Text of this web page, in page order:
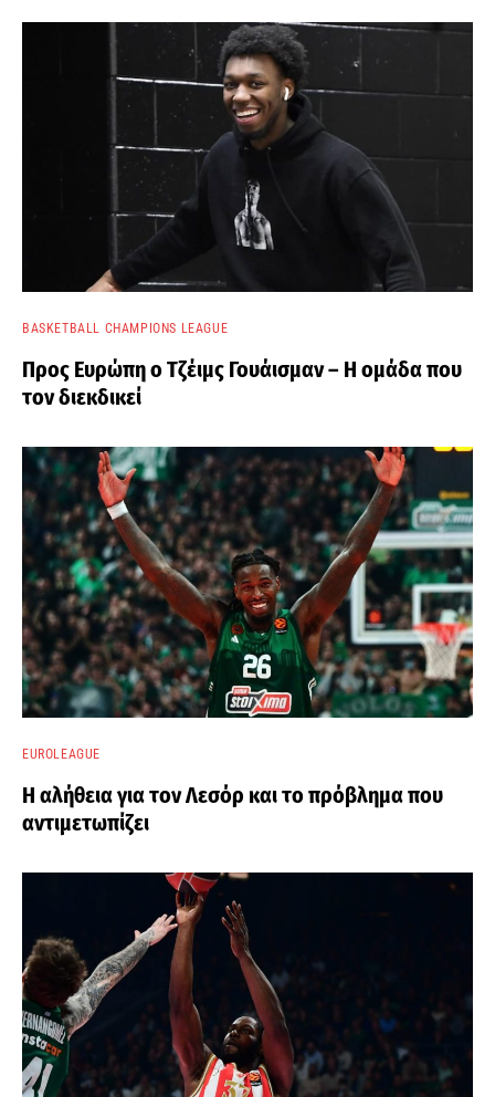
BASKETBALL CHAMPIONS LEAGUE
Προς Ευρώπη ο Τζέιμς Γουάισμαν – Η ομάδα που
τον διεκδικεί
EUROLEAGUE
Η αλήθεια για τον Λεσόρ και το πρόβλημα που
αντιμετωπίζει